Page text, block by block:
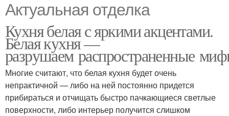
Актуальная отделка
Кухня белая с яркими акцентами.
Белая кухня —
разрушаем распространенные
Многие считают, что белая кухня будет очень
непрактичной — либо на ней постоянно придется
прибираться и отчищать быстро пачкающиеся светлые
поверхности, либо интерьер получится слишком